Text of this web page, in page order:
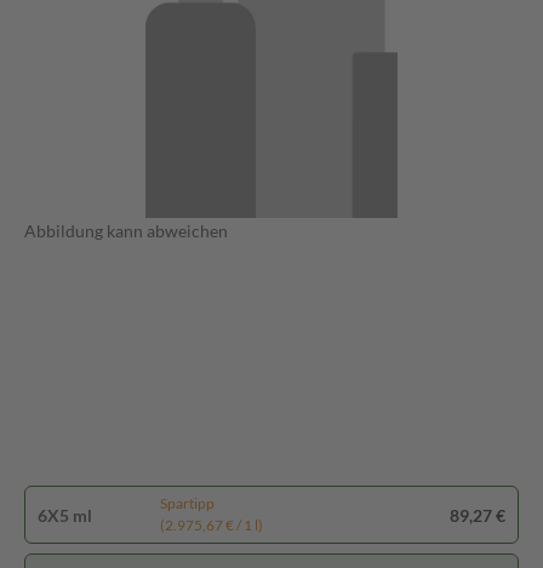
Abbildung kann abweichen
6X5 ml
Spartipp
(2.975,67 € / 1 l)
89,27 €